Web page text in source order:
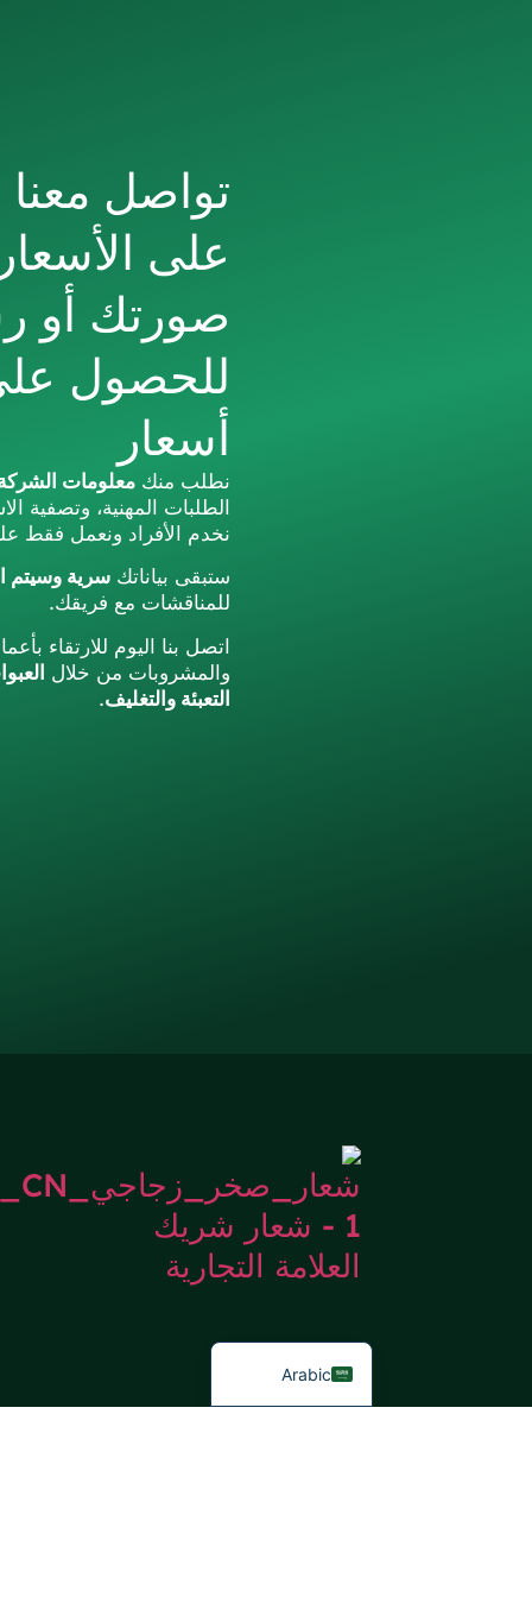
تواصل
على
صورتك أو
للحصول
أسعار
نطلب منكمعلومات
الطلبات المهنية، وتصفية
نخدم الأفراد ونعمل فقط
ستبقى بياناتكسرية وسيتم
للمناقشات مع فريقك.
اتصل بنا اليوم للارتقاء
والمشروبات من خلال
التعبئة والتغليف.
Arabic
Spanish
Portuguese
German